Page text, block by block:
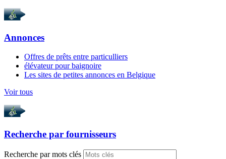
Annonces
Offres de prêts entre particulliers
élévateur pour baignoire
Les sites de petites annonces en Belgique
Voir tous
Recherche par fournisseurs
Recherche par mots clés